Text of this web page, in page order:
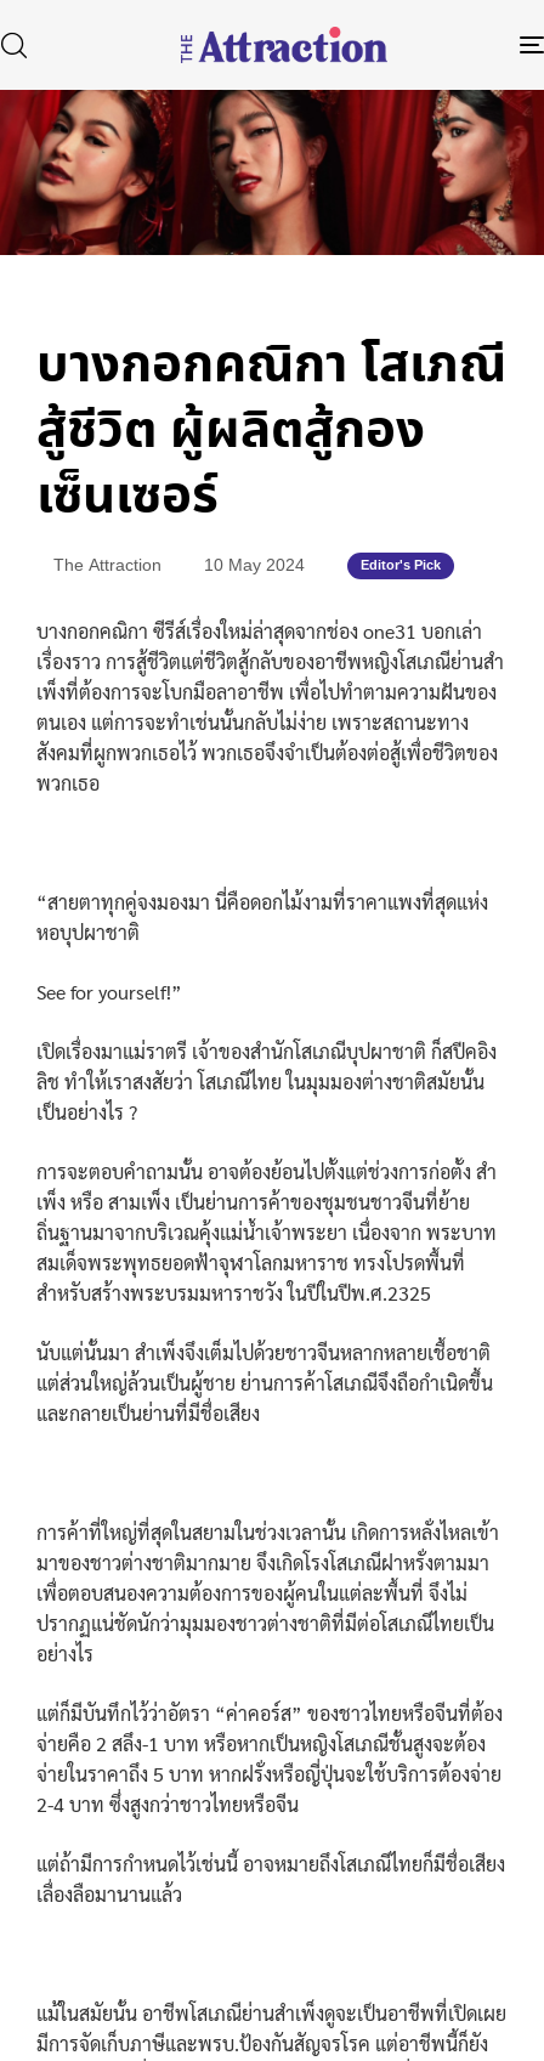
Type and hit enter
บางกอกคณิกา โสเภณี
สู้ชีวิต ผู้ผลิตสู้กอง
เซ็นเซอร์
Author
The Attraction
Published
on:
10 May 2024
Published
Editor's Pick
บางกอกคณิกา ซีรีส์เรื่องใหม่ล่าสุดจากช่อง one31 บอกเล่า
เรื่องราว การสู้ชีวิตแต่ชีวิตสู้กลับของอาชีพหญิงโสเภณีย่านสำ
เพ็งที่ต้องการจะโบกมือลาอาชีพ เพื่อไปทำตามความฝันของ
ตนเอง แต่การจะทำเช่นนั้นกลับไม่ง่าย เพราะสถานะทาง
สังคมที่ผูกพวกเธอไว้ พวกเธอจึงจำเป็นต้องต่อสู้เพื่อชีวิตของ
พวกเธอ
“สายตาทุกคู่จงมองมา นี่คือดอกไม้งามที่ราคาแพงที่สุดแห่ง
หอบุปผาชาติ
See for yourself!”
เปิดเรื่องมาแม่ราตรี เจ้าของสำนักโสเภณีบุปผาชาติ ก็สปีคอิง
ลิช ทำให้เราสงสัยว่า โสเภณีไทย ในมุมมองต่างชาติสมัยนั้น
เป็นอย่างไร ?
การจะตอบคำถามนั้น อาจต้องย้อนไปตั้งแต่ช่วงการก่อตั้ง สำ
เพ็ง หรือ สามเพ็ง เป็นย่านการค้าของชุมชนชาวจีนที่ย้าย
ถิ่นฐานมาจากบริเวณคุ้งแม่น้ำเจ้าพระยา เนื่องจาก พระบาท
สมเด็จพระพุทธยอดฟ้าจุฬาโลกมหาราช ทรงโปรดพื้นที่
สำหรับสร้างพระบรมมหาราชวัง ในปีในปีพ.ศ.2325
นับแต่นั้นมา สำเพ็งจึงเต็มไปด้วยชาวจีนหลากหลายเชื้อชาติ
แต่ส่วนใหญ่ล้วนเป็นผู้ชาย ย่านการค้าโสเภณีจึงถือกำเนิดขึ้น
และกลายเป็นย่านที่มีชื่อเสียง
การค้าที่ใหญ่ที่สุดในสยามในช่วงเวลานั้น เกิดการหลั่งไหลเข้า
มาของชาวต่างชาติมากมาย จึงเกิดโรงโสเภณีฝาหรั่งตามมา
เพื่อตอบสนองความต้องการของผู้คนในแต่ละพื้นที่ จึงไม่
ปรากฏแน่ชัดนักว่ามุมมองชาวต่างชาติที่มีต่อโสเภณีไทยเป็น
อย่างไร
แต่ก็มีบันทึกไว้ว่าอัตรา “ค่าคอร์ส” ของชาวไทยหรือจีนที่ต้อง
จ่ายคือ 2 สลึง-1 บาท หรือหากเป็นหญิงโสเภณีชั้นสูงจะต้อง
จ่ายในราคาถึง 5 บาท หากฝรั่งหรือญี่ปุ่นจะใช้บริการต้องจ่าย
2-4 บาท ซึ่งสูงกว่าชาวไทยหรือจีน
แต่ถ้ามีการกำหนดไว้เช่นนี้ อาจหมายถึงโสเภณีไทยก็มีชื่อเสียง
เลื่องลือมานานแล้ว
แม้ในสมัยนั้น อาชีพโสเภณีย่านสำเพ็งดูจะเป็นอาชีพที่เปิดเผย
มีการจัดเก็บภาษีและพรบ.ป้องกันสัญจรโรค แต่อาชีพนี้ก็ยัง